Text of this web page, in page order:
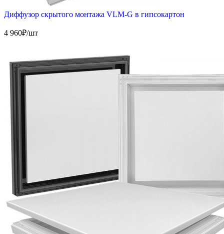
Диффузор скрытого монтажа VLM-G в гипсокартон
4 960₽/шт